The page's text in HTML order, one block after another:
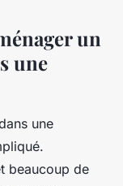
un
une
une
beaucoup de